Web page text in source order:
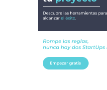
programa
Omar Pérez
#Transporte
#SaludMental